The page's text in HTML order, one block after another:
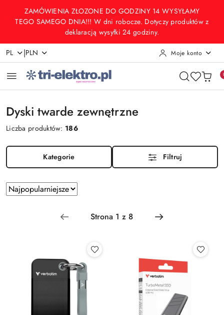
Przejdź do treści głównej
Przejdź do wyszukiwarki
Przejdź do moje konto
Przejdź do menu głównego
Przejdź do stopki
ZAMÓWIENIA ZŁOZONE DO GODZINY 14 WYSYŁAMY
TEGO SAMEGO DNIA!!! W dni robocze. Dotyczy produktów z
deklaracją wysyłki 24 godziny.
PL |PLN Moje konto
Dyski twarde zewnętrzne
Liczba produktów: 186
Kategorie Filtruj
Zastosowano
sortowanie:
Najpopularniejsze.
Sortuj
według